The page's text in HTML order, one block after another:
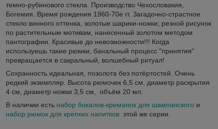
темно-рубинового стекла. Производство Чехословакия,
Богемия. Время рождения 1960-70е гг. Загадочно-страстное
стекло винного оттенка, золотые шарики-ножки, резной рисунок
по растительным мотивам, нанесенный золотом методом
пантографии. Красивые до невозможности!!! Когда
используешь такие рюмки, банальный процесс "принятия"
превращается в сакральный, волшебный ритуал!
Сохранность идеальная, позолота без потёртостей. Очень
редкий экземпляр. Высота рюмочек 6,5 см, диаметр раскрытия
4 см, диаметр ножки 3,5 см, объём 20 мл.
В наличии есть набор бокалов-креманок для шампанского и
набор рюмок для крепких напитков этой же серии.